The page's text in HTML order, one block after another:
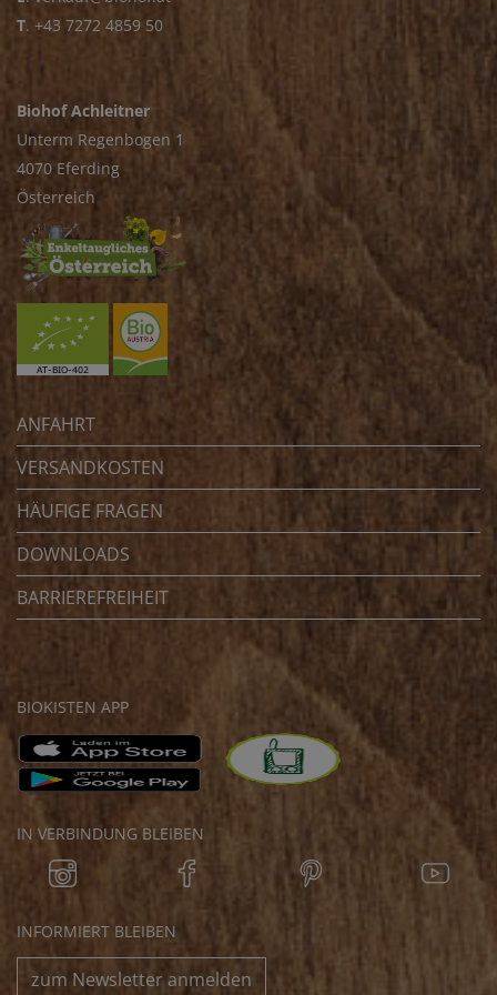
T. +43 7272 4859 50
Biohof Achleitner
Unterm Regenbogen 1
4070 Eferding
Österreich
ANFAHRT
VERSANDKOSTEN
HÄUFIGE FRAGEN
DOWNLOADS
BARRIEREFREIHEIT
BIOKISTEN APP
IN VERBINDUNG BLEIBEN
INFORMIERT BLEIBEN
zum Newsletter anmelden